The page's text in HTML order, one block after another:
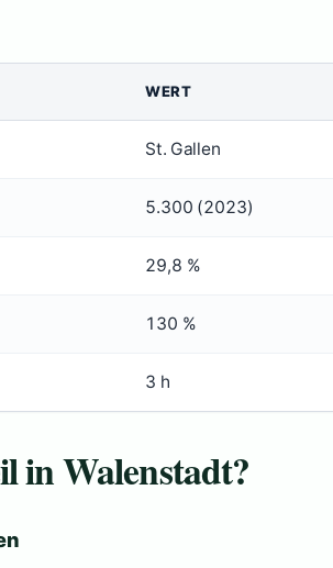
WERT
St. Gallen
5.300 (2023)
29,8 %
130 %
3 h
in Walenstadt?